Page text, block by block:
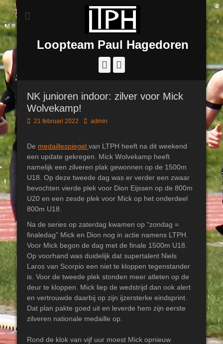
Loopteam Paul Hagedoren
Facebook
NK junioren indoor: zilver voor Mick
Wolvekamp!
Geplaatst
21 februari 2022 Author
admin
De medaillespiegel van LTPH heeft na dit weekend
een update gekregen. Mick Wolvekamp heeft
namelijk een zilveren plak gewonnen op de 1500m
U18. Op deze tweede dag was er verder een zwaar
bevochten vierde plek voor Dion Eijssen op de 800m
U20 en een zesde plek voor Mick op het onderdeel
800m U18.
Na de series op zaterdag kwamen op “zondag =
finaledag” Mick en Dion nog in actie namens LTPH.
Voor Mick begon de dag met de finale 1500m U18.
Op voorhand was duidelijk dat supertalent Niels
Laros van Scorpio een niet te kloppen tegenstander
is. Voor de tweede plek stonden meer atleten op de
deur te kloppen. Mick liep de wedstrijd dan ook alert
en vertrouwde daarbij op zijn ijzersterke eindsprint.
Dat plan pakte goed uit en leverde hem zijn eerste
zilveren nationale medaille op.
Rond de klok van vijf uur moest Mick opnieuw